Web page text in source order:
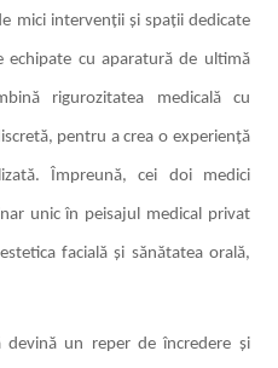
mici intervenții și spații dedicate
echipate cu aparatură de ultimă
rigurozitatea medicală cu
pentru a crea o experiență
Împreună, cei doi medici
unic în peisajul medical privat
facială și sănătatea orală,
un reper de încredere și